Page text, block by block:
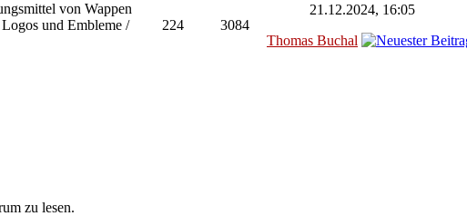
von Wappen
und Embleme /
224 3084
21.12.2024, 16:05
Thomas Buchal
zu lesen.